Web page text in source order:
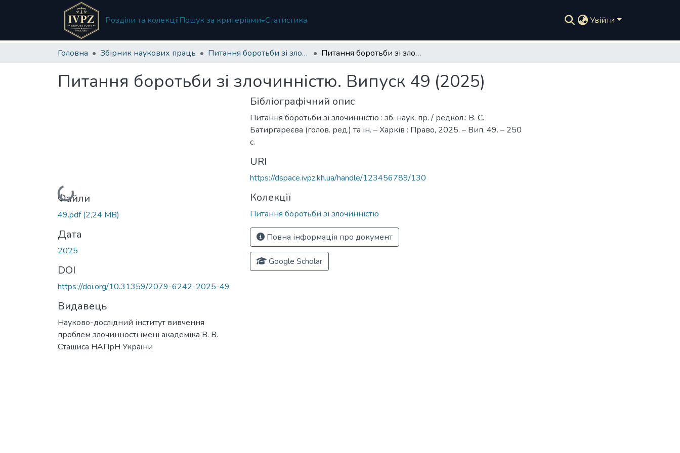
Розділи та колекціїПошук за критеріями Статистика Увійти
Головна Збірник наукових праць Питання боротьби зі злочинністю Питання боротьби зі злочинністю. Випуск 49 (2025)
Питання боротьби зі злочинністю. Випуск 49 (2025)
Вантажиться...
Файли
49.pdf(2,24 MB)
Дата
2025
DOI
https://doi.org/10.31359/2079-6242-2025-49
Видавець
Науково-дослідний інститут вивчення
проблем злочинності імені академіка В. В.
Сташиса НАПрН України
Бібліографічний опис
Питання боротьби зі злочинністю : зб. наук. пр. / редкол.: В. С.
Батиргареєва (голов. ред.) та ін. – Харків : Право, 2025. – Вип. 49. – 250
с.
URI
https://dspace.ivpz.kh.ua/handle/123456789/130
Колекції
Питання боротьби зі злочинністю
Повна інформація про документ
Google Scholar